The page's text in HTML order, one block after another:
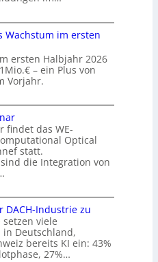
Wachstum im ersten
ersten Halbjahr 2026
– ein Plus von
Vorjahr.
findet das WE-
Optical
statt.
die Integration von
DACH-Industrie zu
setzen viele
Deutschland,
bereits KI ein: 43%
27%…